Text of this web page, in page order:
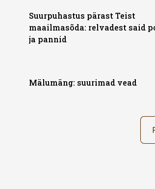
Suurpuhastus pärast Teist
maailmasõda: relvadest said
ja pannid
Mälumäng: suurimad vead